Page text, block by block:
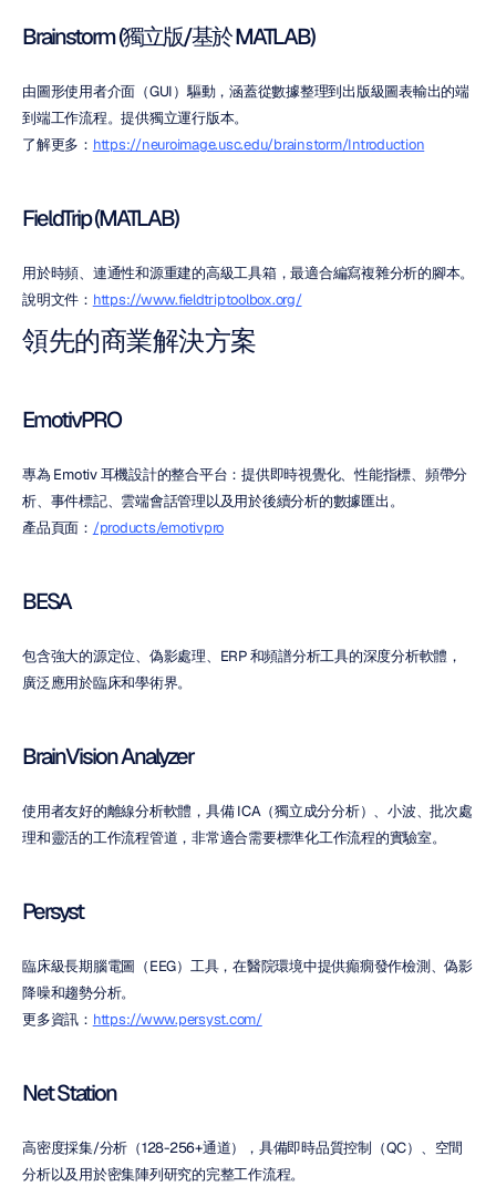
Brainstorm (獨立版/基於 MATLAB)
由圖形使用者介面（GUI）驅動，涵蓋從數據整理到出版級圖表輸出的端
到端工作流程。提供獨立運行版本。
了解更多： https://neuroimage.usc.edu/brainstorm/Introduction
FieldTrip (MATLAB)
用於時頻、連通性和源重建的高級工具箱，最適合編寫複雜分析的腳本。
說明文件： https://www.fieldtriptoolbox.org/
領先的商業解決方案
EmotivPRO
專為 Emotiv 耳機設計的整合平台：提供即時視覺化、性能指標、頻帶分
析、事件標記、雲端會話管理以及用於後續分析的數據匯出。
產品頁面： /products/emotivpro
BESA
包含強大的源定位、偽影處理、ERP 和頻譜分析工具的深度分析軟體，
廣泛應用於臨床和學術界。
BrainVision Analyzer
使用者友好的離線分析軟體，具備 ICA（獨立成分分析）、小波、批次處
理和靈活的工作流程管道，非常適合需要標準化工作流程的實驗室。
Persyst
臨床級長期腦電圖（EEG）工具，在醫院環境中提供癲癇發作檢測、偽影
降噪和趨勢分析。
更多資訊： https://www.persyst.com/
Net Station
高密度採集/分析（128-256+通道），具備即時品質控制（QC）、空間
分析以及用於密集陣列研究的完整工作流程。